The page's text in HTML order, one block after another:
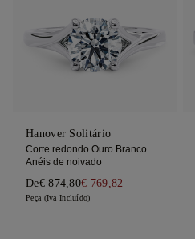
Hanover Solitário
Corte redondo Ouro Branco
Anéis de noivado
De€ 874,80€ 769,82
Peça (Iva Incluído)